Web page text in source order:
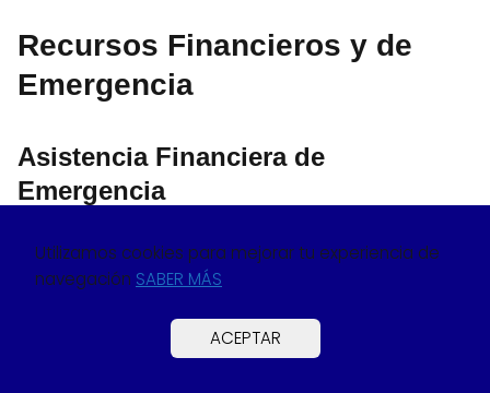
Recursos Financieros y de
Emergencia
Asistencia Financiera de
Emergencia
financiera inmediata:
TANF (Temporary Assistance for
Needy Families):Hasta $288 mensuales
Utilizamos cookies para mejorar tu experiencia de
navegación SABER MÁS
ACEPTAR